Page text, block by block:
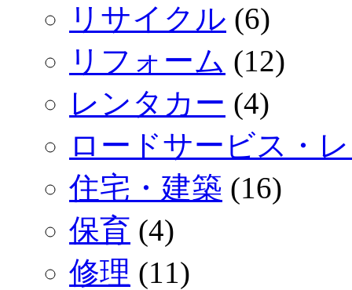
リサイクル (6)
リフォーム (12)
レンタカー (4)
ロードサービス・
住宅・建築 (16)
保育 (4)
修理 (11)